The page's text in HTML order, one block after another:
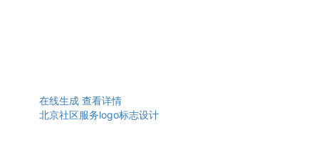
在线生成 查看详情
北京社区服务logo标志设计